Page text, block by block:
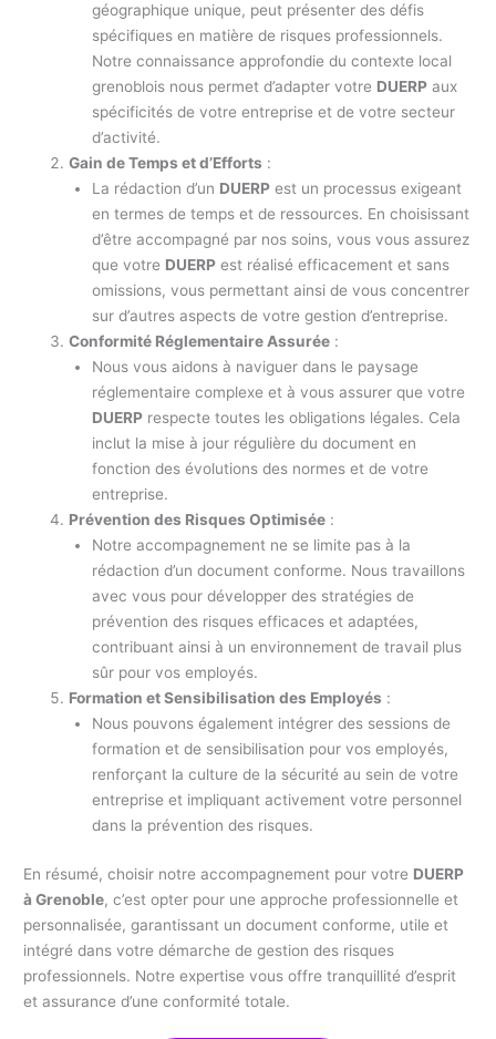
géographique unique, peut présenter des défis
spécifiques en matière de risques professionnels.
Notre connaissance approfondie du contexte local
grenoblois nous permet d’adapter votre DUERPaux
spécificités de votre entreprise et de votre secteur
d’activité.
Gain de Temps et d’Efforts :
La rédaction d’un DUERPest un processus exigeant
en termes de temps et de ressources. En choisissant
d’être accompagné par nos soins, vous vous assurez
que votre DUERPest réalisé efficacement et sans
omissions, vous permettant ainsi de vous concentrer
sur d’autres aspects de votre gestion d’entreprise.
Conformité Réglementaire Assurée :
Nous vous aidons à naviguer dans le paysage
réglementaire complexe et à vous assurer que votre
DUERPrespecte toutes les obligations légales. Cela
inclut la mise à jour régulière du document en
fonction des évolutions des normes et de votre
entreprise.
Prévention des Risques Optimisée :
Notre accompagnement ne se limite pas à la
rédaction d’un document conforme. Nous travaillons
avec vous pour développer des stratégies de
prévention des risques efficaces et adaptées,
contribuant ainsi à un environnement de travail plus
sûr pour vos employés.
Formation et Sensibilisation des Employés :
Nous pouvons également intégrer des sessions de
formation et de sensibilisation pour vos employés,
renforçant la culture de la sécurité au sein de votre
entreprise et impliquant activement votre personnel
dans la prévention des risques.
En résumé, choisir notre accompagnement pour votre DUERP
à Grenoble, c’est opter pour une approche professionnelle et
personnalisée, garantissant un document conforme, utile et
intégré dans votre démarche de gestion des risques
professionnels. Notre expertise vous offre tranquillité d’esprit
et assurance d’une conformité totale.